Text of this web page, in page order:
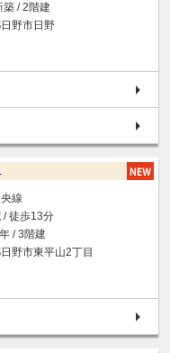
築 / 2階建
野市日野
線
/ 徒歩13分
/ 3階建
野市東平山2丁目